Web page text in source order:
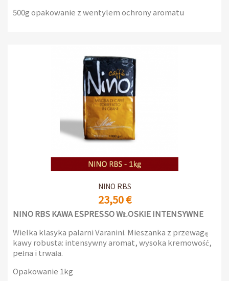
500g opakowanie z wentylem ochrony aromatu
NINO RBS
23,50 €
NINO RBS KAWA ESPRESSO WŁOSKIE INTENSYWNE
Wielka klasyka palarni Varanini. Mieszanka z przewagą
kawy robusta: intensywny aromat, wysoka kremowość,
pełna i trwała.
Opakowanie 1kg